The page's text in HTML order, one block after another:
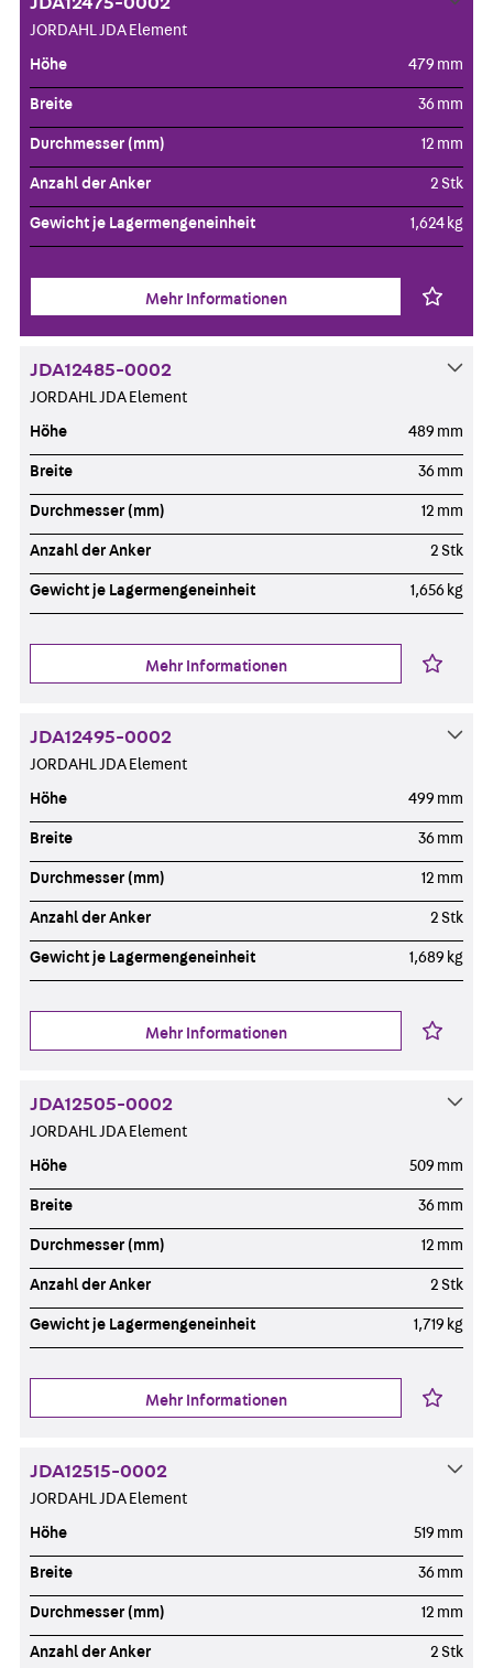
JORDAHL JDA Element
Höhe 479 mm
Breite 36 mm
Durchmesser (mm) 12 mm
Anzahl der Anker 2 Stk
Gewicht je Lagermengeneinheit 1,624 kg
Mehr Informationen
JDA12485-0002
JORDAHL JDA Element
Höhe 489 mm
Breite 36 mm
Durchmesser (mm) 12 mm
Anzahl der Anker 2 Stk
Gewicht je Lagermengeneinheit 1,656 kg
Mehr Informationen
JDA12495-0002
JORDAHL JDA Element
Höhe 499 mm
Breite 36 mm
Durchmesser (mm) 12 mm
Anzahl der Anker 2 Stk
Gewicht je Lagermengeneinheit 1,689 kg
Mehr Informationen
JDA12505-0002
JORDAHL JDA Element
Höhe 509 mm
Breite 36 mm
Durchmesser (mm) 12 mm
Anzahl der Anker 2 Stk
Gewicht je Lagermengeneinheit 1,719 kg
Mehr Informationen
JDA12515-0002
JORDAHL JDA Element
Höhe 519 mm
Breite 36 mm
Durchmesser (mm) 12 mm
Anzahl der Anker 2 Stk